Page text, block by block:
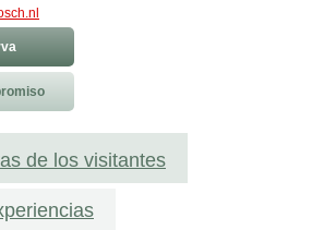
de los visitantes